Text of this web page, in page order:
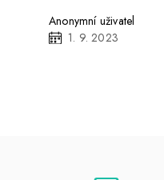
Anonymní uživatel
1. 9. 2023